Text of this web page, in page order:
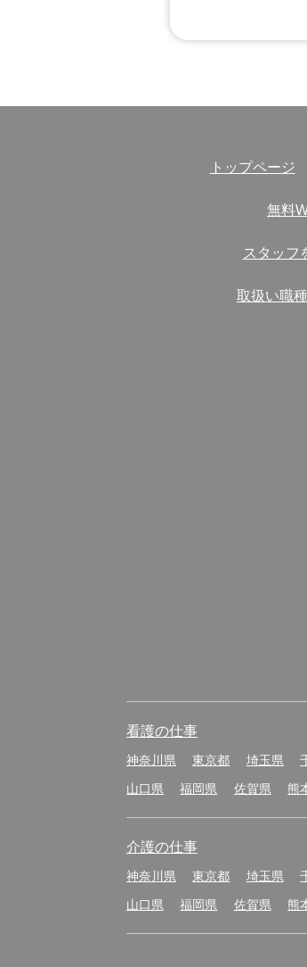
トップページ
無料
スタッフ
取扱い職
看護の仕事
神奈川県 東京都 埼玉県
山口県
福岡県 佐賀県 熊
介護の仕事
神奈川県 東京都 埼玉県
山口県
福岡県 佐賀県 熊